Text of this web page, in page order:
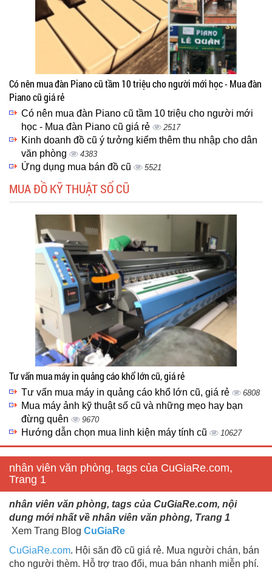
Có nên mua đàn Piano cũ tầm 10 triệu cho người mới học - Mua đàn
Piano cũ giá rẻ
Có nên mua đàn Piano cũ tầm 10 triệu cho người mới
học - Mua đàn Piano cũ giá rẻ
2517
Kinh doanh đồ cũ ý tưởng kiểm thêm thu nhập cho dân
văn phòng
4383
Ứng dụng mua bán đồ cũ 5521
MUA ĐỒ KỸ THUẬT SỐ CŨ
Tư vấn mua máy in quảng cáo khổ lớn cũ, giá rẻ
Tư vấn mua máy in quảng cáo khổ lớn cũ, giá rẻ 6808
Mua máy ảnh kỹ thuật số cũ và những mẹo hay bạn
đừng quên
9670
Hướng dẫn chọn mua linh kiện máy tính cũ 10627
nhân viên văn phòng, tags của CuGiaRe.com,
Trang 1
nhân viên văn phòng, tags của CuGiaRe.com, nội
dung mới nhất về nhân viên văn phòng, Trang 1
Xem Trang Blog CuGiaRe
CuGiaRe.com. Hội săn đồ cũ giá rẻ. Mua người chán, bán
cho người thèm. Hỗ trợ trao đổi, mua bán nhanh miễn phí.